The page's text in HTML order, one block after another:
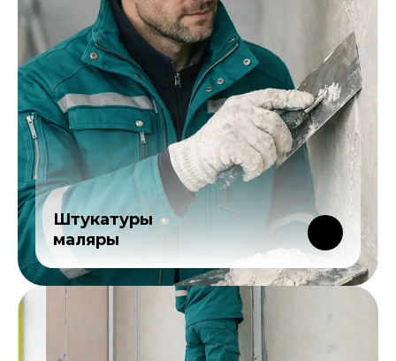
Штукатуры
маляры